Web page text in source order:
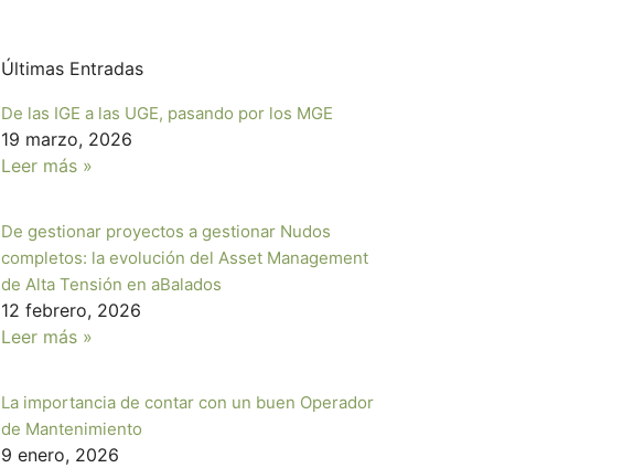
Últimas Entradas
De las IGE a las UGE, pasando por los MGE
19 marzo, 2026
Leer más »
De gestionar proyectos a gestionar Nudos
completos: la evolución del Asset Management
de Alta Tensión en aBalados
12 febrero, 2026
Leer más »
La importancia de contar con un buen Operador
de Mantenimiento
9 enero, 2026